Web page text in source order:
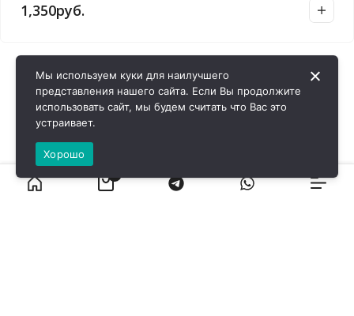
1,350руб.
Мы используем куки для наилучшего
представления нашего сайта. Если Вы продолжите
использовать сайт, мы будем считать что Вас это
устраивает.
Хорошо